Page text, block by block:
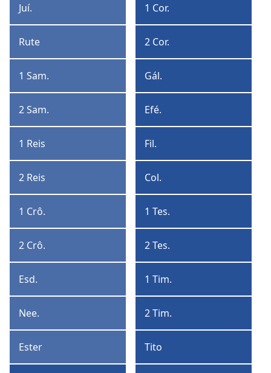
Juízes
Juí.
Rute
Rute
1
Samuel
1 Sam.
2
Samuel
2 Sam.
1
Reis
1 Reis
2
Reis
2 Reis
1
Crônicas
1 Crô.
2
Crônicas
2 Crô.
Esdras
Esd.
Neemias
Nee.
Ester
Ester
1
Coríntios
1 Cor.
2
Coríntios
2 Cor.
Gálatas
Gál.
Efésios
Efé.
Filipenses
Fil.
Colossenses
Col.
1
Tessalonicenses
1 Tes.
2
Tessalonicenses
2 Tes.
1
Timóteo
1 Tim.
2
Timóteo
2 Tim.
Tito
Tito